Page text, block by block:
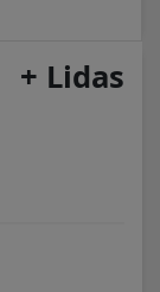
+ Lidas